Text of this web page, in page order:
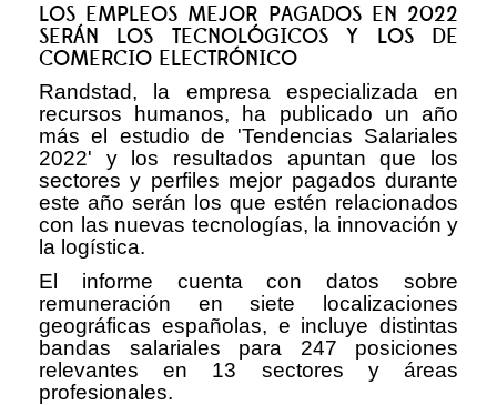
LOS EMPLEOS MEJOR PAGADOS EN 2022
SERÁN LOS TECNOLÓGICOS Y LOS DE
COMERCIO ELECTRÓNICO
Randstad, la empresa especializada en
recursos humanos, ha publicado un año
más el estudio de 'Tendencias Salariales
2022' y los resultados apuntan que los
sectores y perfiles mejor pagados durante
este año serán los que estén relacionados
con las nuevas tecnologías, la innovación y
la logística.
El informe cuenta con datos sobre
remuneración en siete localizaciones
geográficas españolas, e incluye distintas
bandas salariales para 247 posiciones
relevantes en 13 sectores y áreas
profesionales.